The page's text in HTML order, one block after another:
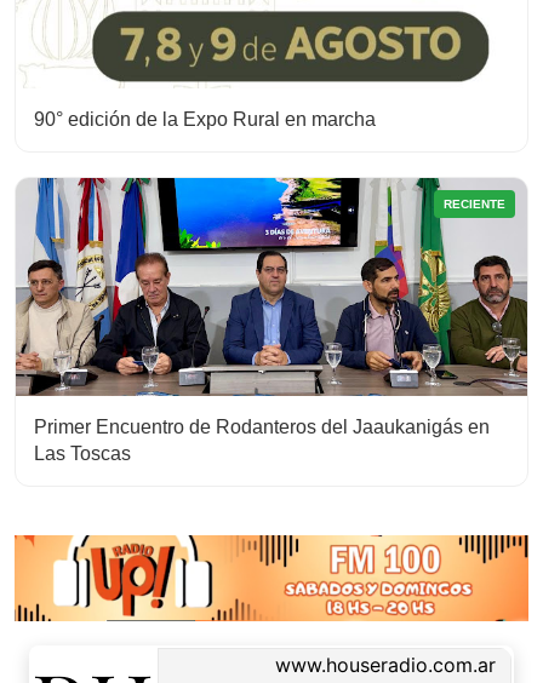
90° edición de la Expo Rural en marcha
RECIENTE
Primer Encuentro de Rodanteros del Jaaukanigás en
Las Toscas